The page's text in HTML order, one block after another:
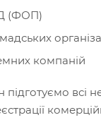
(ФОП)
компаній
всі